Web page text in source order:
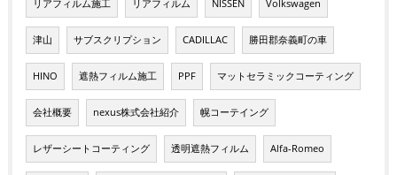
リアフィルム施工 リアフィルム NISSEN Volkswagen
津山 サブスクリプション CADILLAC 勝田郡奈義町の車
HINO 遮熱フィルム施工 PPF マットセラミックコーティング
会社概要 nexus株式会社紹介 幌コーテイング
レザーシートコーティング 透明遮熱フィルム Alfa-Romeo